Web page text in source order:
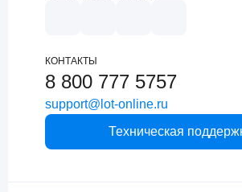
КОНТАКТЫ
8 800 777 5757
support@lot-online.ru
Техническая